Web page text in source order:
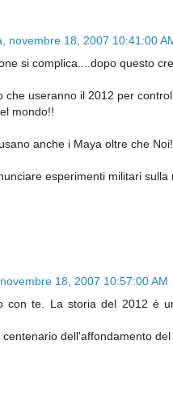
novembre 18, 2007 10:41:00
si complica....dopo questo
che useranno il 2012 per
mondo!!
anche i Maya oltre che Noi!
esperimenti militari sulla
18, 2007 10:57:00 AM
con te. La storia del 2012 è
dell'affondamento